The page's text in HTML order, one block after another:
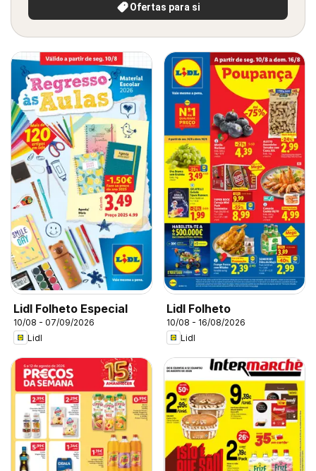
Ofertas para si
Lidl Folheto Especial
10/08 - 07/09/2026
Lidl
Lidl Folheto
10/08 - 16/08/2026
Lidl